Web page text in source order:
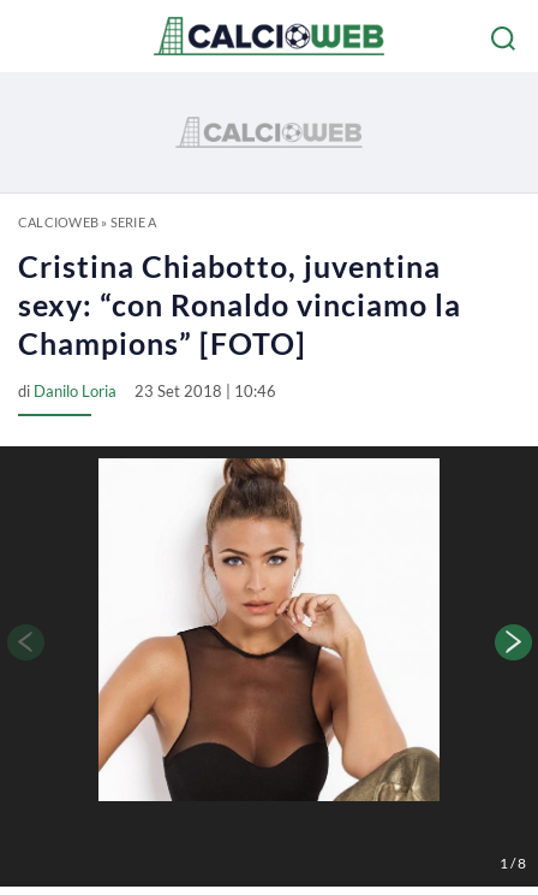
CALCIOWEB» SERIE A
Cristina Chiabotto, juventina
sexy: “con Ronaldo vinciamo la
Champions” [FOTO]
di Danilo Loria 23 Set 2018 | 10:46
1 /8